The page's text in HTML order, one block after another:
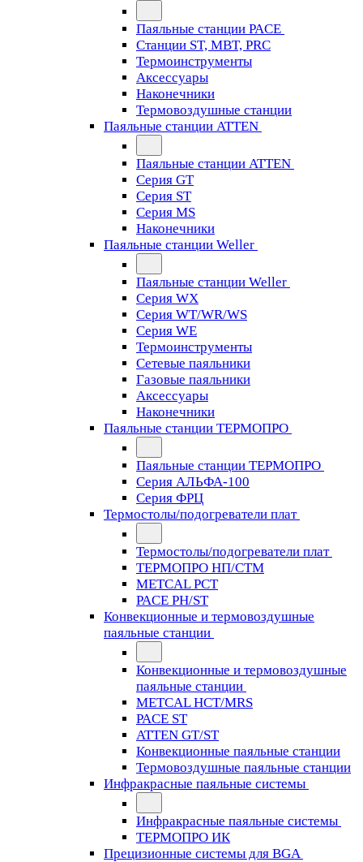
Паяльные станции PACE
Станции ST, MBT, PRC
Термоинструменты
Аксессуары
Наконечники
Термовоздушные станции
Паяльные станции ATTEN
Паяльные станции ATTEN
Серия GT
Серия ST
Серия MS
Наконечники
Паяльные станции Weller
Паяльные станции Weller
Серия WX
Серия WT/WR/WS
Серия WE
Термоинструменты
Сетевые паяльники
Газовые паяльники
Аксессуары
Наконечники
Паяльные станции ТЕРМОПРО
Паяльные станции ТЕРМОПРО
Серия АЛЬФА-100
Серия ФРЦ
Термостолы/подогреватели плат
Термостолы/подогреватели плат
ТЕРМОПРО НП/СТМ
METCAL PCT
PACE PH/ST
Конвекционные и термовоздушные
паяльные станции
Конвекционные и термовоздушные
паяльные станции
METCAL HCT/MRS
PACE ST
ATTEN GT/ST
Конвекционные паяльные станции
Термовоздушные паяльные станции
Инфракрасные паяльные системы
Инфракрасные паяльные системы
ТЕРМОПРО ИК
Прецизионные системы для BGA